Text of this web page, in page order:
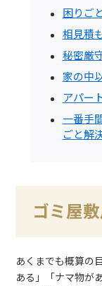
困りご
相見積
秘密厳
家の中
アパー
一番手
ごと解
ゴミ屋
あくまでも概算の
ある」「ナマ物が